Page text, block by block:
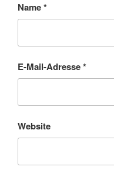
Name*
E-Mail-Adresse*
Website